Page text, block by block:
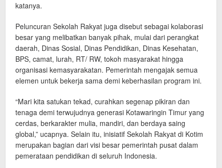
katanya.
Peluncuran Sekolah Rakyat juga disebut sebagai kolaborasi
besar yang melibatkan banyak pihak, mulai dari perangkat
daerah, Dinas Sosial, Dinas Pendidikan, Dinas Kesehatan,
BPS, camat, lurah, RT/ RW, tokoh masyarakat hingga
organisasi kemasyarakatan. Pemerintah mengajak semua
elemen untuk bekerja sama demi keberhasilan program ini.
“Mari kita satukan tekad, curahkan segenap pikiran dan
tenaga demi terwujudnya generasi Kotawaringin Timur yang
cerdas, berkarakter mulia, mandiri, dan berdaya saing
global,” ucapnya. Selain itu, inisiatif Sekolah Rakyat di Kotim
merupakan bagian dari visi besar pemerintah pusat dalam
pemerataan pendidikan di seluruh Indonesia.